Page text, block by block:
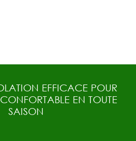
EFFICACE POUR
EN TOUTE
SAISON